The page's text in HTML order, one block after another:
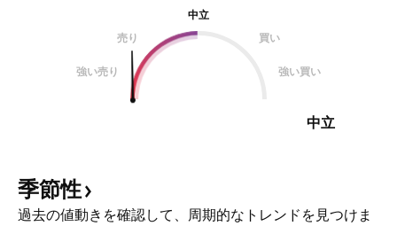
中立
売り
買い
強い売り 強い買い
中立
季節性
過去の値動きを確認して、周期的なトレンドを見つけま